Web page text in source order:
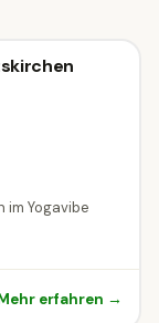
Yogavibe
erfahren →